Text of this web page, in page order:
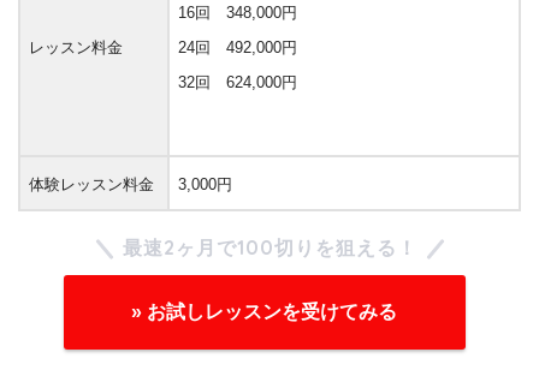
レッスン料金
16回 348,000円
24回 492,000円
32回 624,000円
体験レッスン料金 3,000円
最速2ヶ月で100切りを狙える！
» お試しレッスンを受けてみる